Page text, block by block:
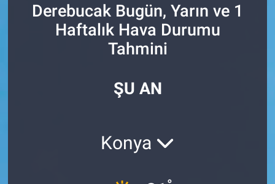
Derebucak Bugün, Yarın ve 1
Haftalık Hava Durumu
Tahmini
ŞU AN
Konya